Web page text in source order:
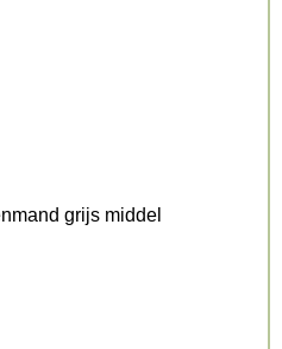
grijs middel